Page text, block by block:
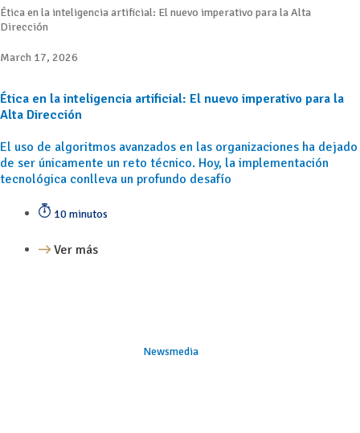
Ética en la inteligencia artificial: El nuevo imperativo para la Alta
Dirección
March 17, 2026
Ética en la inteligencia artificial: El nuevo imperativo para la
Alta Dirección
El uso de algoritmos avanzados en las organizaciones ha dejado
de ser únicamente un reto técnico. Hoy, la implementación
tecnológica conlleva un profundo desafío
10 minutos
Ver más
Newsmedia